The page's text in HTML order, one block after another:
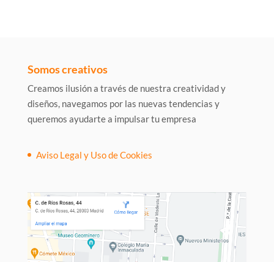
Somos creativos
Creamos ilusión a través de nuestra creatividad y
diseños, navegamos por las nuevas tendencias y
queremos ayudarte a impulsar tu empresa
Aviso Legal y Uso de Cookies